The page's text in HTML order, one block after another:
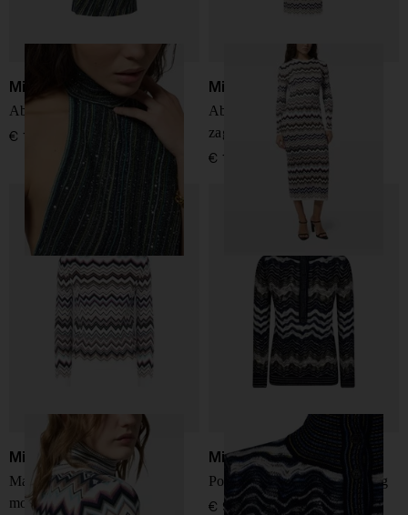
Missoni
Abito mini a righe
€ 1.490,00
Missoni
Abito lungo con motivo zig
zag
€ 1.190,00
Missoni
Maglione a collo alto con
motivo zig zag
Missoni
Polo shirt con motivo zig zag
€ 990,00